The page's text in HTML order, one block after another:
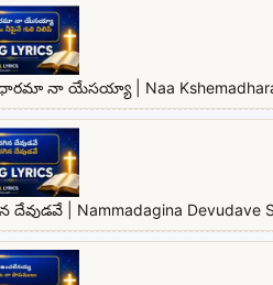
నా యేసయ్యా | Naa
దేవుడవే | Nammadagina Devudave